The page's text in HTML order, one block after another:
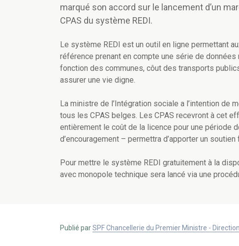
marqué son accord sur le lancement d’un
CPAS du système REDI.
Le système REDI est un outil en ligne permettant
référence prenant en compte une série de
fonction des communes, côut des transports
assurer une vie digne.
La ministre de l’Intégration sociale a l’intention de
tous les CPAS belges. Les CPAS recevront à cet
entièrement le coût de la licence pour une période
d’encouragement – permettra d’apporter un soutien
Pour mettre le système REDI gratuitement à la
avec monopole technique sera lancé via une
Publié parSPF Chancellerie du Premier Ministre -